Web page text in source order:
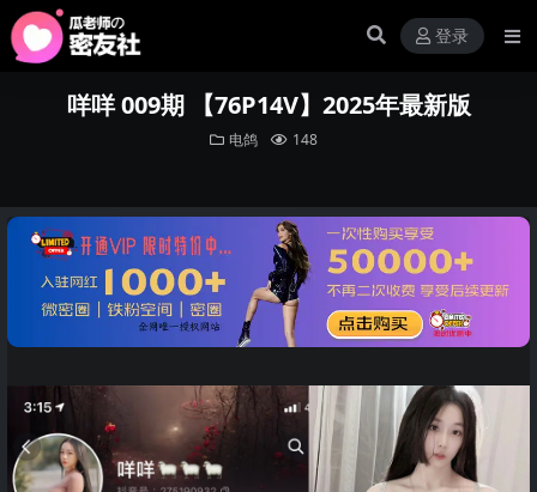
登录
咩咩 009期 【76P14V】2025年最新版
电鸽 148